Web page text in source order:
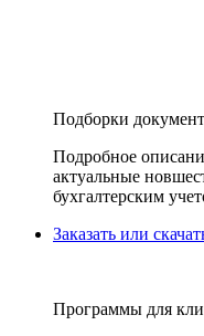
Подборки
Подробное
актуальные
бухгалтерским
Заказать или
Программы для